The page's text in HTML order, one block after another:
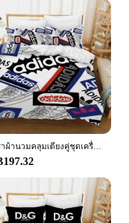
Luxury Hotels
and Easy to
Retention
Set Includes
with our hotel
blend of
design and
create an ambiance
making them a
หรูหราผ้านวมคลุมเตียงคู่ชุดเครื่องนอนชุดผ้านวมคลุมเตียงชุดผ้านวมคลุมเตียงปลอกหมอนผ้านวม A-adidas-s